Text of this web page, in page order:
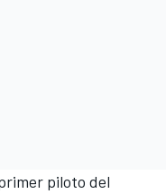
piloto del